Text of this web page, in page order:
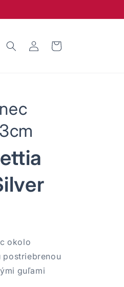
Prihlásiť
Košík
okolo
postriebrenou
guľami